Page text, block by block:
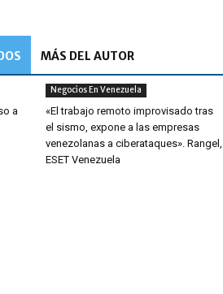
MÁS DEL AUTOR
a
Negocios En Venezuela
«El trabajo remoto improvisado tras
el sismo, expone a las empresas
venezolanas a ciberataques». Rangel,
ESET Venezuela